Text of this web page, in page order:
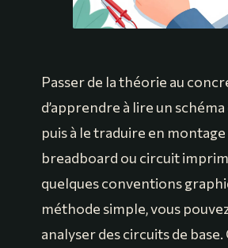
Passer de la théorie au
d’apprendre à lire un
puis à le traduire en
breadboard ou circuit
quelques conventions
méthode simple, vous
analyser des circuits de